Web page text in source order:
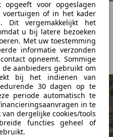
voor opgeslagen
voertuigen of in het kader
Dit vergemakkelijkt het
u bij latere bezoeken
Met uw toestemming
informatie verzonden
opneemt. Sommige
aanbieders gebruikt om
bij het indienen van
30 dagen op te
periode automatisch te
in te
dergelijke cookies/tools
functies geheel of
gelanceerd in 2010 en
elektrische
heeft de Leaf
waardoor hij een van de
ter wereld is geworden.